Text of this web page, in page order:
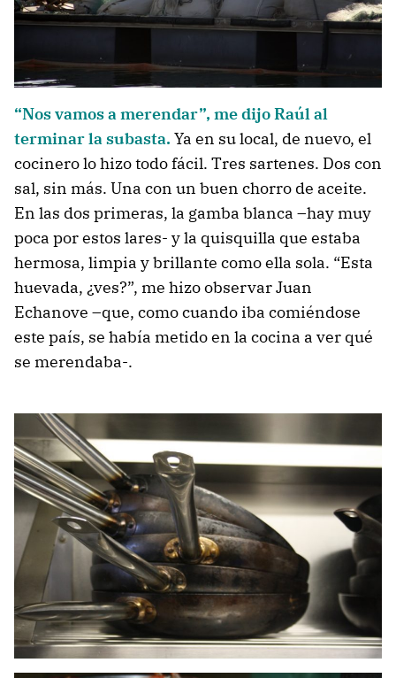
“Nos vamos a merendar”, me dijo Raúl al
terminar la subasta. Ya en su local, de nuevo, el
cocinero lo hizo todo fácil. Tres sartenes. Dos con
sal, sin más. Una con un buen chorro de aceite.
En las dos primeras, la gamba blanca –hay muy
poca por estos lares- y la quisquilla que estaba
hermosa, limpia y brillante como ella sola. “Esta
huevada, ¿ves?”, me hizo observar Juan
Echanove –que, como cuando iba comiéndose
este país, se había metido en la cocina a ver qué
se merendaba-.